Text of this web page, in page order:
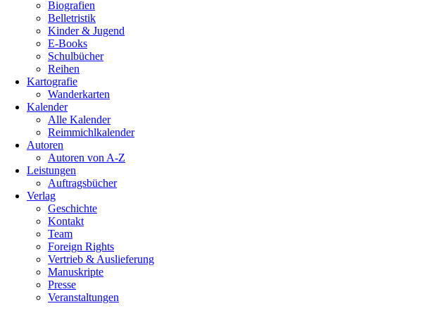
Biografien
Belletristik
Kinder & Jugend
E-Books
Schulbücher
Reihen
Kartografie
Wanderkarten
Kalender
Alle Kalender
Reimmichlkalender
Autoren
Autoren von A-Z
Leistungen
Auftragsbücher
Verlag
Geschichte
Kontakt
Team
Foreign Rights
Vertrieb & Auslieferung
Manuskripte
Presse
Veranstaltungen